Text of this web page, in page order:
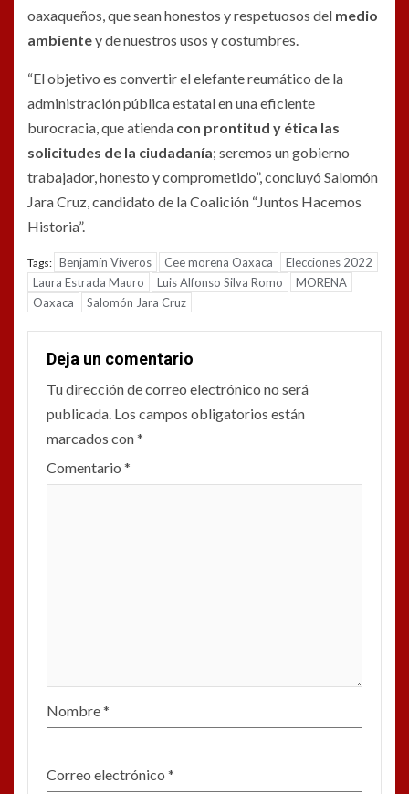
oaxaqueños, que sean honestos y respetuosos del medio
ambientey de nuestros usos y costumbres.
“El objetivo es convertir el elefante reumático de la
administración pública estatal en una eficiente
burocracia, que atienda con prontitud y ética las
solicitudes de la ciudadanía; seremos un gobierno
trabajador, honesto y comprometido”, concluyó Salomón
Jara Cruz, candidato de la Coalición “Juntos Hacemos
Historia”.
Tags: Benjamín Viveros Cee morena Oaxaca
Elecciones 2022
Laura Estrada Mauro
Luis Alfonso Silva Romo
MORENA
Oaxaca
Salomón Jara Cruz
Deja un comentario
Tu dirección de correo electrónico no será
publicada. Los campos obligatorios están
marcados con*
Comentario *
Nombre*
Correo electrónico *